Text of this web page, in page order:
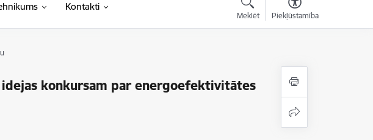
Kontakti
Meklēt Piekļūstamība
konkursam par energoefektivitātes